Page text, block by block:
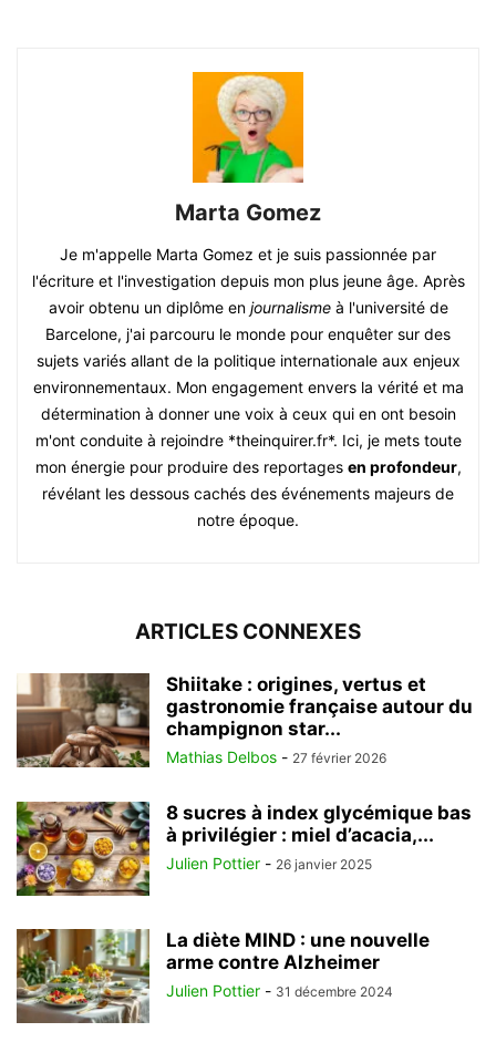
Marta Gomez
Je m'appelle Marta Gomez et je suis passionnée par
l'écriture et l'investigation depuis mon plus jeune âge. Après
avoir obtenu un diplôme en journalismeà l'université de
Barcelone, j'ai parcouru le monde pour enquêter sur des
sujets variés allant de la politique internationale aux enjeux
environnementaux. Mon engagement envers la vérité et ma
détermination à donner une voix à ceux qui en ont besoin
m'ont conduite à rejoindre *theinquirer.fr*. Ici, je mets toute
mon énergie pour produire des reportages en profondeur,
révélant les dessous cachés des événements majeurs de
notre époque.
ARTICLES CONNEXES
Shiitake : origines, vertus et
gastronomie française autour du
champignon star...
Mathias Delbos - 27 février 2026
8 sucres à index glycémique bas
à privilégier : miel d’acacia,...
Julien Pottier - 26 janvier 2025
La diète MIND : une nouvelle
arme contre Alzheimer
Julien Pottier - 31 décembre 2024